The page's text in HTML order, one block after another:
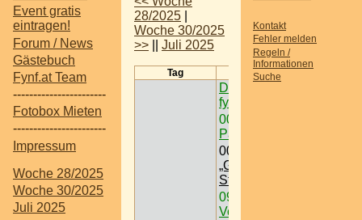
Event gratis
eintragen!
Forum / News
Gästebuch
Fynf.at Team
-----------------------
Fotobox Mieten
-----------------------
Impressum
Woche 28/2025
Woche 30/2025
Juli 2025
Kontakt
Fehler melden
Regeln /
Informationen
Suche
28/2025
Woche 30/2025
>>
Juli 2025
Tag Termine
Dein Gewinnspiel auf
fynf.at eintragen
00:00
Paintball < Nö >
00:00
„Grüner See“ @
Steiermark
09:00
Volee